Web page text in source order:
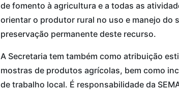
de fomento à agricultura e a todas as
orientar o produtor rural no uso e manejo do
preservação permanente deste recurso.
A Secretaria tem também como atribuição
mostras de produtos agrícolas, bem como
de trabalho local. É responsabilidade da